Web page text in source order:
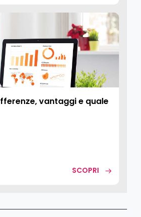
vantaggi e quale
SCOPRI